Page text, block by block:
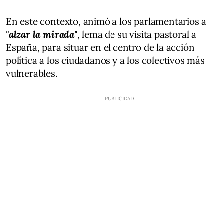
En este contexto, animó a los parlamentarios a
"alzar la mirada", lema de su visita pastoral a
España, para situar en el centro de la acción
política a los ciudadanos y a los colectivos más
vulnerables.